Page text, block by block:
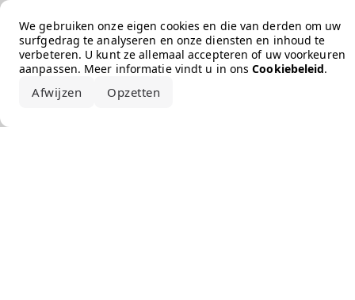
We gebruiken onze eigen cookies en die van derden om uw
surfgedrag te analyseren en onze diensten en inhoud te
verbeteren. U kunt ze allemaal accepteren of uw voorkeuren
aanpassen. Meer informatie vindt u in onsCookiebeleid.
Afwijzen Opzetten
Error loading the brand